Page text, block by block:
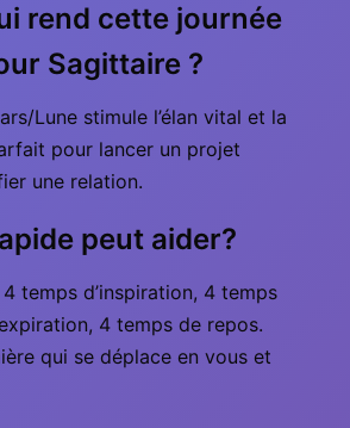
rend cette journée
Sagittaire ?
Lune stimule l’élan vital et la
pour lancer un projet
une relation.
peut aider?
temps d’inspiration, 4 temps
4 temps de repos.
qui se déplace en vous et